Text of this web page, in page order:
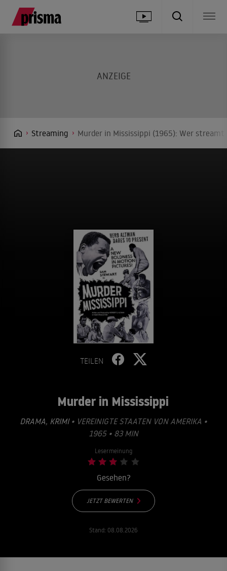
Streaming Murder in Mississippi (1965): Wer
TEILEN
Murder in Mississippi
DRAMA, KRIMI• VEREINIGTE STAATEN VON AMERIKA •
1965 • 83 MIN
Lesermeinung
Gesehen?
JETZT BEWERTEN
Stand: 08.08.2026